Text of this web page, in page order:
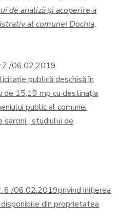
de analiză şi acoperire a
al comunei Dochia,
/06.02.2019
publică deschisă în
de 15,19 mp cu destinația
public al comunei
sarcini , studiului de
6 /06.02.2019privind inițierea
din proprietatea